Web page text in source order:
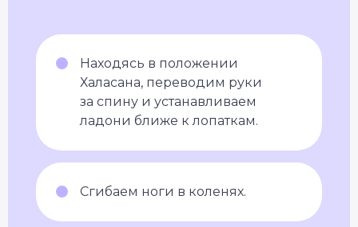
Находясь в положении
Халасана, переводим руки
за спину и устанавливаем
ладони ближе к лопаткам.
Сгибаем ноги в коленях.